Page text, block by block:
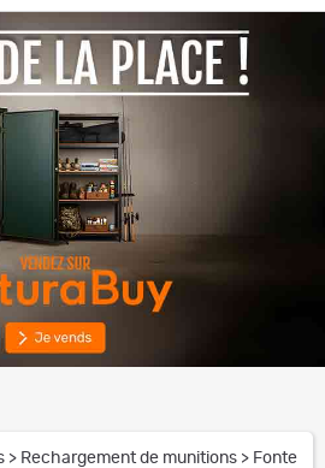
> Rechargement de munitions > Fonte